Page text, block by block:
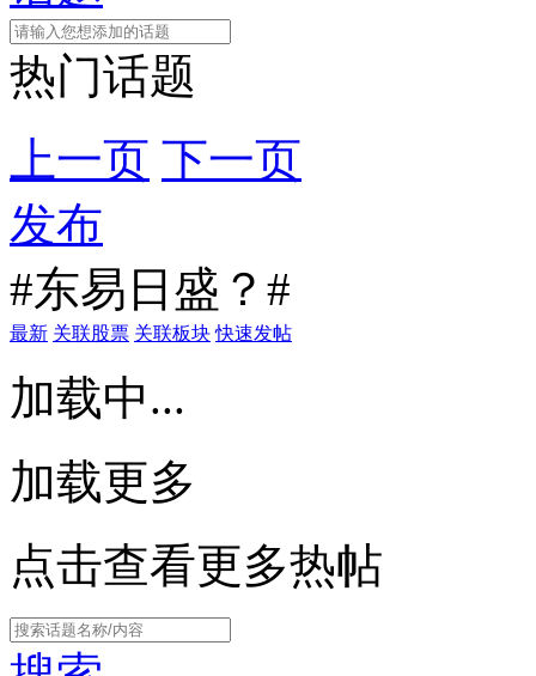
热门话题
上一页 下一页
发布
#东易日盛？#
最新 关联股票 关联板块 快速发帖
加载中...
加载更多
点击查看更多热帖